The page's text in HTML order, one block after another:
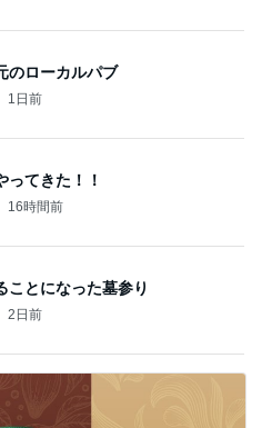
のローカルパブ
1日前
ってきた！！
16時間前
ことになった墓参り
2日前